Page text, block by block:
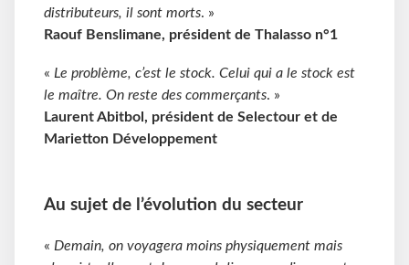
distributeurs, il sont morts. »
Raouf Benslimane, président de Thalasso n°1
« Le problème, c’est le stock. Celui qui a le stock est
le maître. On reste des commerçants. »
Laurent Abitbol, président de Selectour et de
Marietton Développement
Au sujet de l’évolution du secteur
« Demain, on voyagera moins physiquement mais